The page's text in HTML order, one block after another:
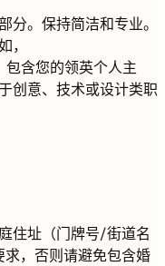
分。保持简洁和专业。
，
包含您的领英个人主
创意、技术或设计类职
住址（门牌号/街道名
，否则请避免包含婚